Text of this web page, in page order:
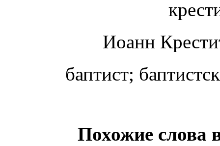
Иоанн
баптист;
Похожие слова